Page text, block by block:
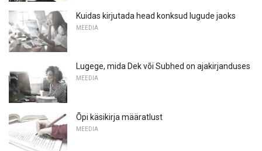
Kuidas kirjutada head konksud lugude jaoks
MEEDIA
Lugege, mida Dek või Subhed on ajakirjanduses
MEEDIA
Õpi käsikirja määratlust
MEEDIA